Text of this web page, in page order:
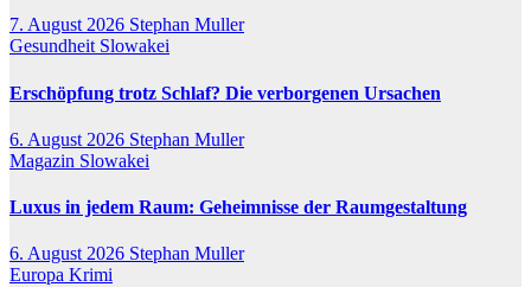
7. August 2026 Stephan Muller
Gesundheit Slowakei
Erschöpfung trotz Schlaf? Die verborgenen Ursachen
6. August 2026 Stephan Muller
Magazin Slowakei
Luxus in jedem Raum: Geheimnisse der Raumgestaltung
6. August 2026 Stephan Muller
Europa Krimi